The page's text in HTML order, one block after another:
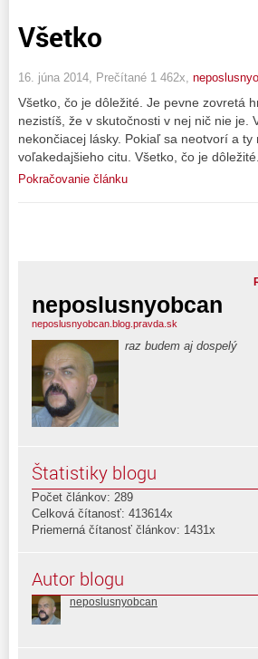
Všetko
16. júna 2014, Prečítané 1 462x,
Všetko, čo je dôležité. Je pevne zovretá
nezistíš, že v skutočnosti v nej nič nie
nekončiacej lásky. Pokiaľ sa neotvorí a
voľakedajšieho citu. Všetko, čo je
Pokračovanie článku
neposlusnyobcan
neposlusnyobcan.blog.pravda.sk
raz budem aj dospelý
Štatistiky blogu
Počet článkov: 289
Celková čítanosť: 413614x
Priemerná čítanosť článkov: 1431x
Autor blogu
neposlusnyobcan